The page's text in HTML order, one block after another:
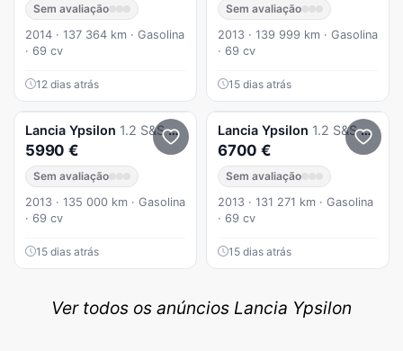
Sem avaliação
2014 · 137 364 km · Gasolina
· 69 cv
12 dias atrás
Sem avaliação
2013 · 139 999 km · Gasolina
· 69 cv
15 dias atrás
Lancia Ypsilon 1.2 S&S Gold
5990 €
Sem avaliação
2013 · 135 000 km · Gasolina
· 69 cv
15 dias atrás
Lancia Ypsilon 1.2 S&S Fashion
6700 €
Sem avaliação
2013 · 131 271 km · Gasolina
· 69 cv
15 dias atrás
Ver todos os anúncios Lancia Ypsilon